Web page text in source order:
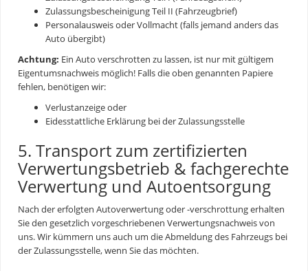
Zulassungsbescheinigung Teil II (Fahrzeugbrief)
Personalausweis oder Vollmacht (falls jemand anders das
Auto übergibt)
Achtung: Ein Auto verschrotten zu lassen, ist nur mit gültigem
Eigentumsnachweis möglich! Falls die oben genannten Papiere
fehlen, benötigen wir:
Verlustanzeige oder
Eidesstattliche Erklärung bei der Zulassungsstelle
5. Transport zum zertifizierten
Verwertungsbetrieb & fachgerechte
Verwertung und Autoentsorgung
Nach der erfolgten Autoverwertungoder -verschrottung erhalten
Sie den gesetzlich vorgeschriebenen Verwertungsnachweis von
uns. Wir kümmern uns auch um die Abmeldung des Fahrzeugs bei
der Zulassungsstelle, wenn Sie das möchten.